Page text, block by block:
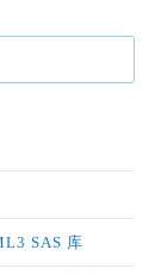
SAS 库